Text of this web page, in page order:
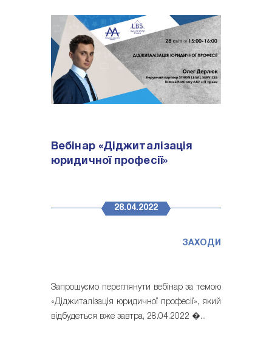
Вебінар «Діджиталізація
юридичної професії»
28.04.2022
ЗАХОДИ
Запрошуємо переглянути вебінар за темою
«Діджиталізація юридичної професії», який
відбудеться вже завтра, 28.04.2022 �...